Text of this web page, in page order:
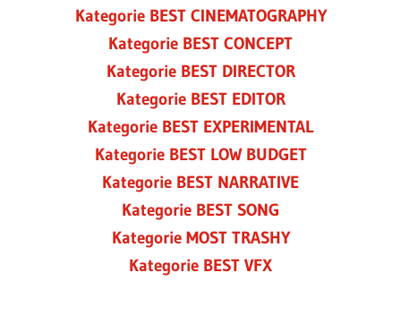
Kategorie BEST CINEMATOGRAPHY
Kategorie BEST CONCEPT
Kategorie BEST DIRECTOR
Kategorie BEST EDITOR
Kategorie BEST EXPERIMENTAL
Kategorie BEST LOW BUDGET
Kategorie BEST NARRATIVE
Kategorie BEST SONG
Kategorie MOST TRASHY
Kategorie BEST VFX